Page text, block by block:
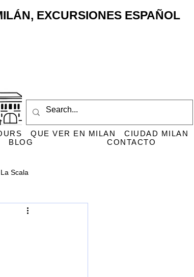
EXCURSIONES ESPAÑOL
QUE VER EN MILAN
CIUDAD MILAN
BLOG CONTACTO
Scala
San Ambrosio